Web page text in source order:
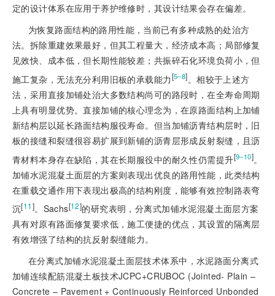
定的设计体系在应用于养护维修时，其设计结果会存在偏差。
为恢复路面结构的路用性能，当前已有多种成熟的处治方
法。拆除重建效果最好，但其工程量大，经济成本高；局部修复
见效快、成本低，但长期性能较差；共振碎石化环境负荷小，但
施工复杂，无法充分利用旧板的承载能力[5‒8]。相较于上述方
法，采用直接加铺处治大多数结构尚可的路段时，在全寿命周期
上具有明显优势。直接加铺的核心理念为，在原路面结构上加铺
新结构层以延长路面结构服役寿命。但当加铺沥青结构层时，旧
板的接缝和裂缝很容易扩展到新铺的沥青层形成反射裂缝，且沥
青材料本身存在缺陷，其在长期服役中的耐久性仍需提升[9‒10]。
加铺水泥混凝土面层的方案则表现出优良的路用性能，此类结构
在重载交通作用下表现出极高的结构刚度，能够有效控制路表弯
沉[11]。Sachs[12]的研究表明，分离式加铺水泥混凝土面层方案
具有对原有路面修复要求低，施工便捷的优点，其设置的隔离层
有效增强了结构的抗反射裂缝能力。
在分离式加铺水泥混凝土面层技术体系中，水泥路面分离式
加铺连续配筋混凝土板技术JCPC+CRUBOC (Jointed- Plain –
Concrete – Pavement + Continuously Reinforced Unbonded